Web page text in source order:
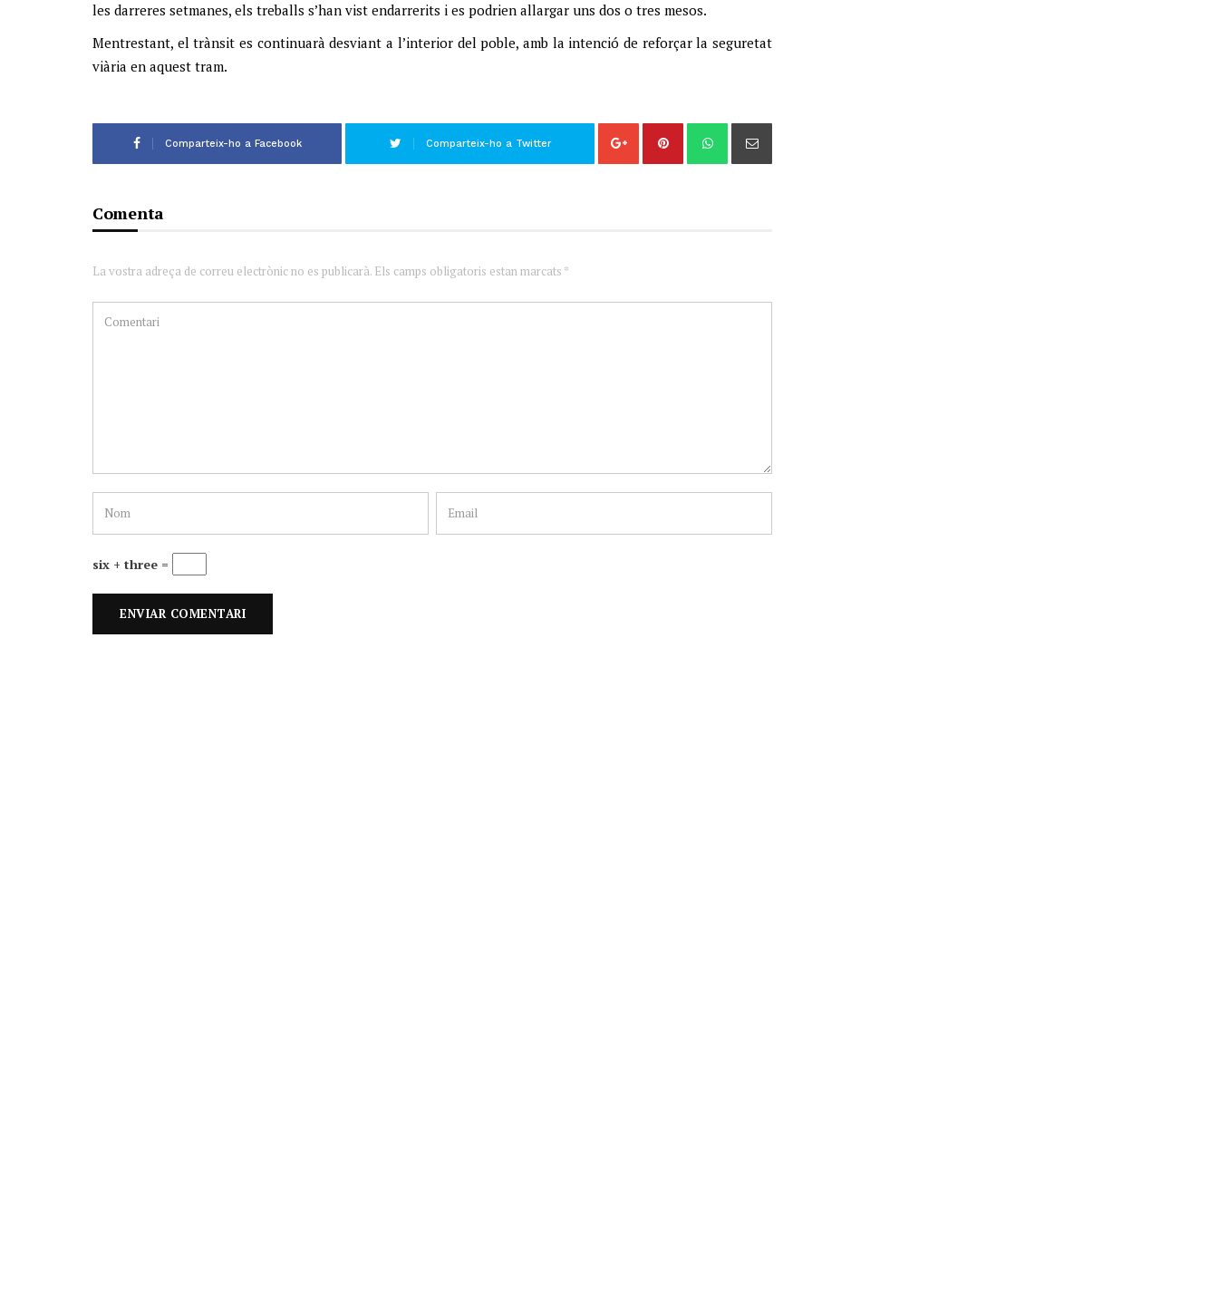
les darreres setmanes, els treballs s’han vist endarrerits i es podrien allargar uns dos o tres mesos.
Mentrestant, el trànsit es continuarà desviant a l’interior del poble, amb la intenció de reforçar la seguretat
viària en aquest tram.
Comparteix-ho a Facebook Comparteix-ho a Twitter
Comenta
La vostra adreça de correu electrònic no es publicarà. Els camps obligatoris estan marcats *
six + three =